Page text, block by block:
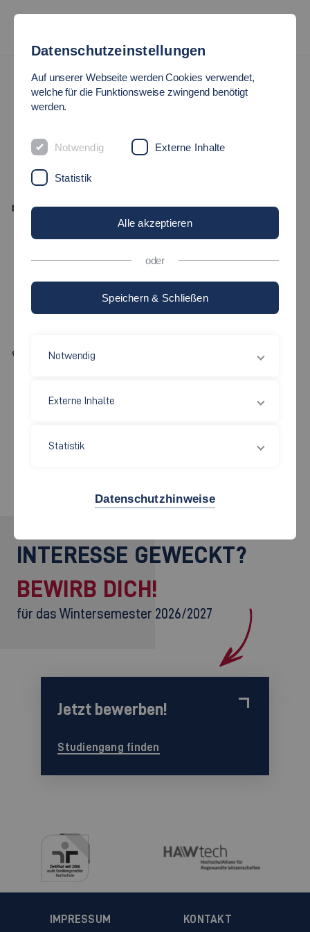
ELENA BALLAUF
Elena.Ballauf[at]hs-esslingen.de
Anschrift
Campus Esslingen Stadtmitte
Raum: S 02.027
+49 711 397-3302
INTERESSE GEWECKT?
BEWIRB DICH!
für das Wintersemester 2026/2027
Jetzt bewerben!
Studiengang finden
IMPRESSUM KONTAKT
Datenschutzeinstellungen
Auf unserer Webseite werden Cookies verwendet,
welche für die Funktionsweise zwingend benötigt
werden.
Notwendig Externe Inhalte
Statistik
Alle akzeptieren
oder
Speichern & Schließen
Notwendig
Externe Inhalte
Statistik
Datenschutzhinweise